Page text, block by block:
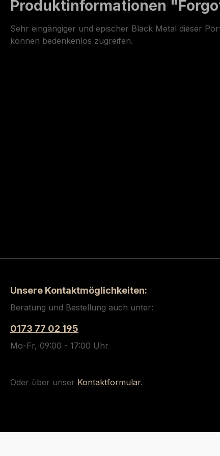
Produktinformationen
Sehr eingängiger und epischer Black Metal dieser
können bedenkenlos zugreifen.
Unsere Kontaktmöglichkeiten:
Beratung und Bestellung auch unter:
0173 77 02 195
Mo-Fr, 09:00 - 17:00 Uhr
Oder über unser Kontaktformular.